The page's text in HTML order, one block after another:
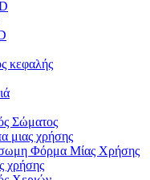
κεφαλής
Σώματος
μιας χρήσης
Φόρμα Μίας Χρήσης
χρήσης